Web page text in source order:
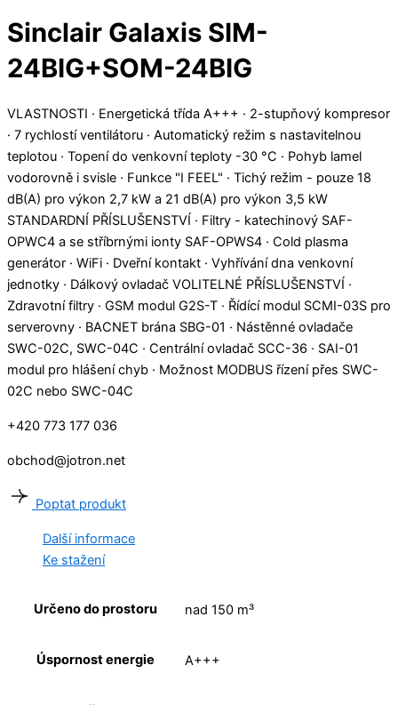
Sinclair Galaxis SIM-
24BIG+SOM-24BIG
VLASTNOSTI · Energetická třída A+++ · 2-stupňový kompresor
· 7 rychlostí ventilátoru · Automatický režim s nastavitelnou
teplotou · Topení do venkovní teploty -30 °C · Pohyb lamel
vodorovně i svisle · Funkce "I FEEL" · Tichý režim - pouze 18
dB(A) pro výkon 2,7 kW a 21 dB(A) pro výkon 3,5 kW
STANDARDNÍ PŘÍSLUŠENSTVÍ · Filtry - katechinový SAF-
OPWC4 a se stříbrnými ionty SAF-OPWS4 · Cold plasma
generátor · WiFi · Dveřní kontakt · Vyhřívání dna venkovní
jednotky · Dálkový ovladač VOLITELNÉ PŘÍSLUŠENSTVÍ ·
Zdravotní filtry · GSM modul G2S-T · Řídící modul SCMI-03S pro
serverovny · BACNET brána SBG-01 · Nástěnné ovladače
SWC-02C, SWC-04C · Centrální ovladač SCC-36 · SAI-01
modul pro hlášení chyb · Možnost MODBUS řízení přes SWC-
02C nebo SWC-04C
+420 773 177 036
obchod@jotron.net
Poptat produkt
Další informace
Ke stažení
Určeno do prostoru nad 150 m³
Úspornost energie A+++